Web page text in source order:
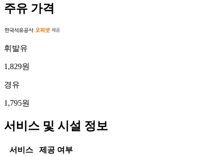
주유 가격
휘발유
1,829원
경유
1,795원
서비스 및 시설 정보
서비스 제공 여부